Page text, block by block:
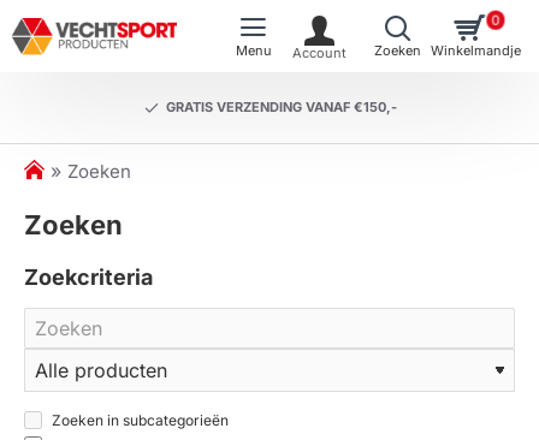
GRATIS VERZENDING VANAF €150,-
0
h
m
Zoeken
Zoeken
Zoekcriteria
Zoeken in subcategorieën